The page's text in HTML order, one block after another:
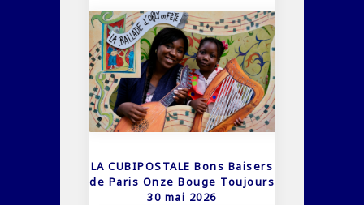
LA CUBIPOSTALE Bons Baisers
de Paris Onze Bouge Toujours
30 mai 2026